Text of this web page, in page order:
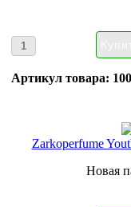
Артикул товара:
Zarkoperfume
Новая